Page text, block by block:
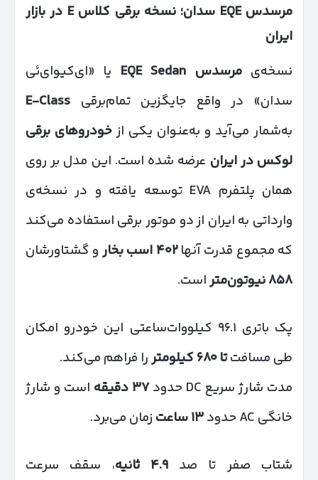
مرسدس EQE سدان؛ نسخه برقی کلاس E در بازار
ایران
نسخه‌یمرسدس
یا «ای‌کیو‌ای‌ئی
سدان» در واقع جایگزین تمام‌برقی E-Class
به‌شمار می‌آید و به‌عنوان یکی ازخودروهای برقی
لوکس در ایران عرضه شده است. این مدل بر روی
همان پلتفرم EVA توسعه یافته و در نسخه‌ی
وارداتی به ایران از دو موتور برقی استفاده می‌کند
که مجموع قدرت آنها۴۰۲ اسب بخار و گشتاورشان
۸۵۸نیوتون‌متراست.
پک باتری ۹۶.۱ کیلووات‌ساعتی این خودرو امکان
طی مسافتتا۶۸۰ کیلومتررا فراهم می‌کند.
مدت شارژ سریع DC حدود
۳۷ دقیقه است و شارژ
خانگی AC حدود
۱۳ساعت زمان می‌برد.
شتاب صفر تا صد۴.۹ ثانیه، سقف سرعت